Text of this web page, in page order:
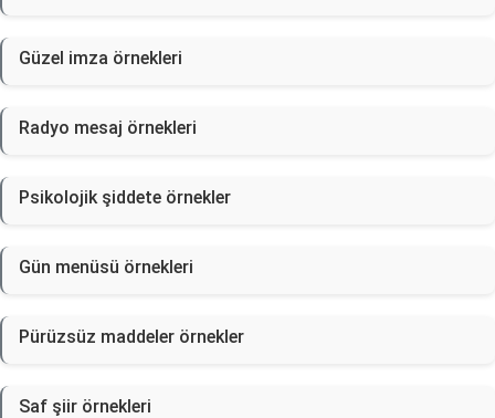
Güzel imza örnekleri
Radyo mesaj örnekleri
Psikolojik şiddete örnekler
Gün menüsü örnekleri
Pürüzsüz maddeler örnekler
Saf şiir örnekleri